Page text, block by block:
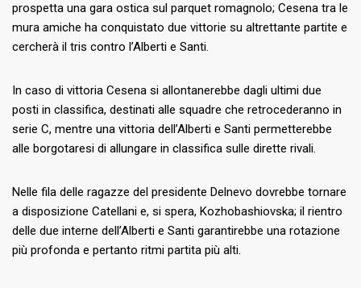
prospetta una gara ostica sul parquet romagnolo; Cesena tra le
mura amiche ha conquistato due vittorie su altrettante partite e
cercherà il tris contro l’Alberti e Santi.
In caso di vittoria Cesena si allontanerebbe dagli ultimi due
posti in classifica, destinati alle squadre che retrocederanno in
serie C, mentre una vittoria dell’Alberti e Santi permetterebbe
alle borgotaresi di allungare in classifica sulle dirette rivali.
Nelle fila delle ragazze del presidente Delnevo dovrebbe tornare
a disposizione Catellani e, si spera, Kozhobashiovska; il rientro
delle due interne dell’Alberti e Santi garantirebbe una rotazione
più profonda e pertanto ritmi partita più alti.